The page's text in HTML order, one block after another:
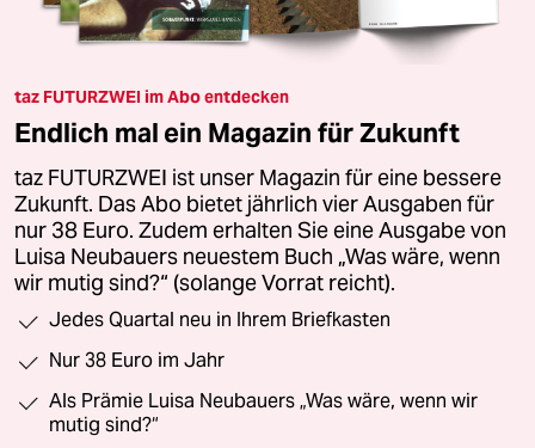
taz FUTURZWEI im Abo entdecken
Endlich mal ein Magazin für Zukunft
taz FUTURZWEI ist unser Magazin für eine bessere
Zukunft. Das Abo bietet jährlich vier Ausgaben für
nur 38 Euro. Zudem erhalten Sie eine Ausgabe von
Luisa Neubauers neuestem Buch „Was wäre, wenn
wir mutig sind?“ (solange Vorrat reicht).
Jedes Quartal neu in Ihrem Briefkasten
Nur 38 Euro im Jahr
Als Prämie Luisa Neubauers „Was wäre, wenn wir
mutig sind?“